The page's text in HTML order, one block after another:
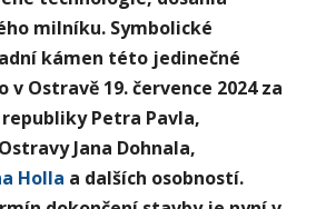
milníku. Symbolické
kámen této jedinečné
v Ostravě 19. července 2024 za
Petra Pavla,
Jana Dohnala,
Holla a dalších osobností.